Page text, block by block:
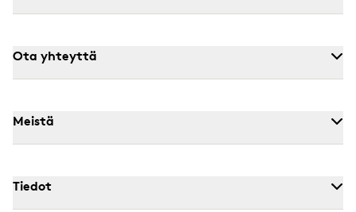
Ota yhteyttä
Meistä
Tiedot